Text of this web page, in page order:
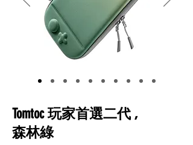
Tomtoc玩家首選二代 ,
森林綠